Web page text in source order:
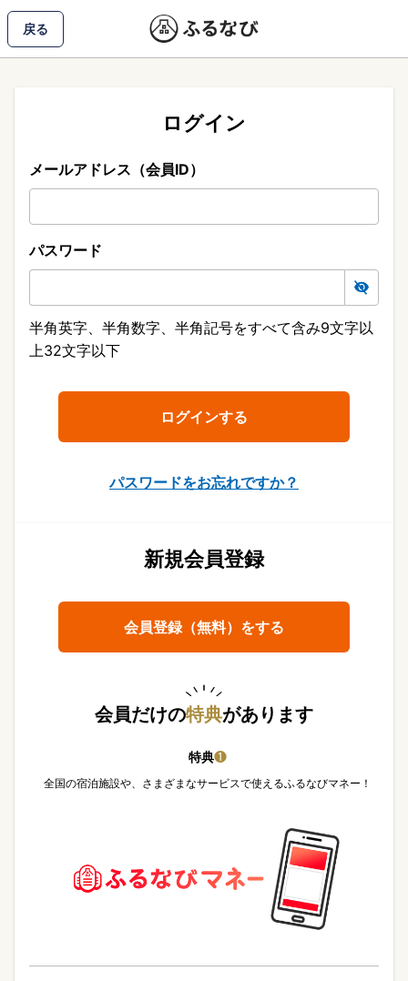
戻る
ログイン
メールアドレス（会員ID）
パスワード
半角英字、半角数字、半角記号をすべて含み9文字以
上32文字以下
パスワードをお忘れですか？
新規会員登録
会員登録（無料）をする
会員だけの特典があります
特典❶
全国の宿泊施設や、さまざまなサービスで使えるふるなびマネー！